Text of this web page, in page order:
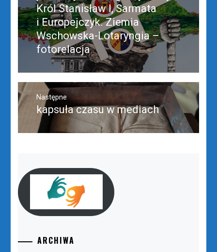
wpis:
Król Stanisław I, Sarmata
i Europejczyk. Ziemia
Wschowska-Lotaryngia –
fotorelacja
Następne
Następny
post:
kapsuła czasu w mediach
ARCHIWA